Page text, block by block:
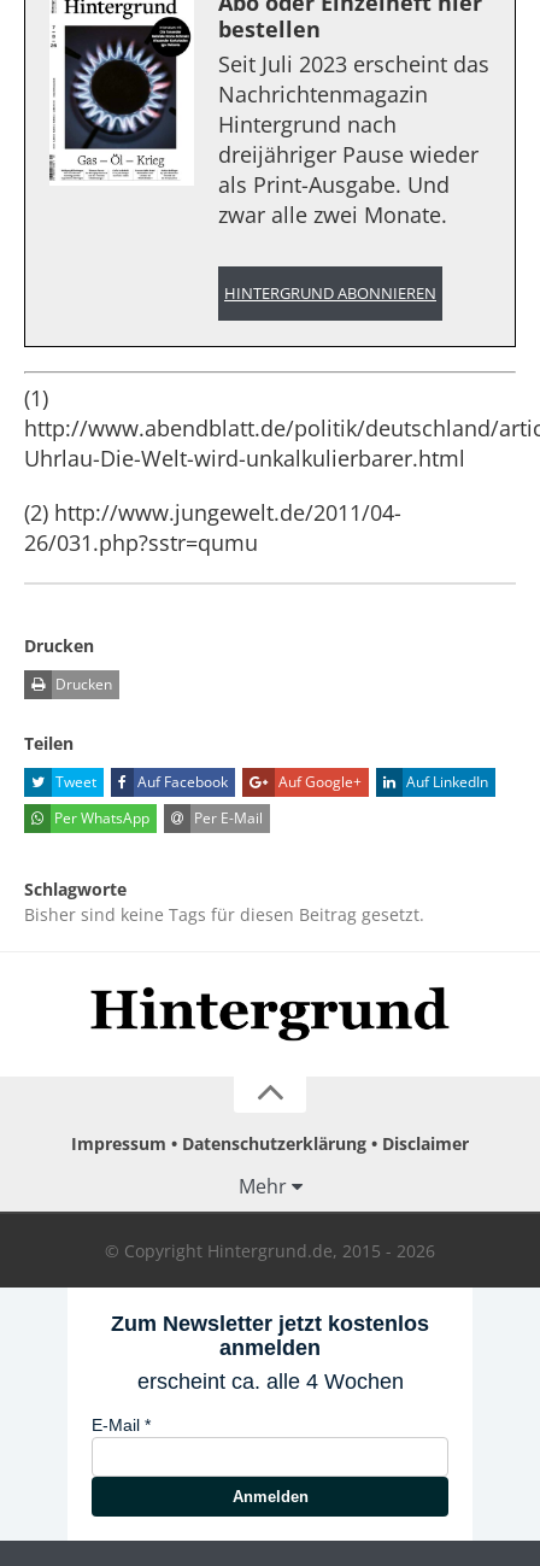
bestellen
Seit Juli 2023 erscheint das
Nachrichtenmagazin
Hintergrund nach
dreijähriger Pause wieder
als Print-Ausgabe. Und
zwar alle zwei Monate.
HINTERGRUND ABONNIEREN
(1)
http://www.abendblatt.de/politik/deutschland/
Uhrlau-Die-Welt-wird-unkalkulierbarer.html
(2) http://www.jungewelt.de/2011/04-
26/031.php?sstr=qumu
Drucken
Drucken
Teilen
Tweet Auf Facebook Auf Google+
Auf LinkedIn
Per WhatsApp
Per E-Mail
Schlagworte
Bisher sind keine Tags für diesen Beitrag gesetzt.
Impressum Datenschutzerklärung Disclaimer
Mehr
© Copyright Hintergrund.de, 2015 - 2026
Zum Newsletter jetzt kostenlos
anmelden
erscheint ca. alle 4 Wochen
E-Mail
Anmelden